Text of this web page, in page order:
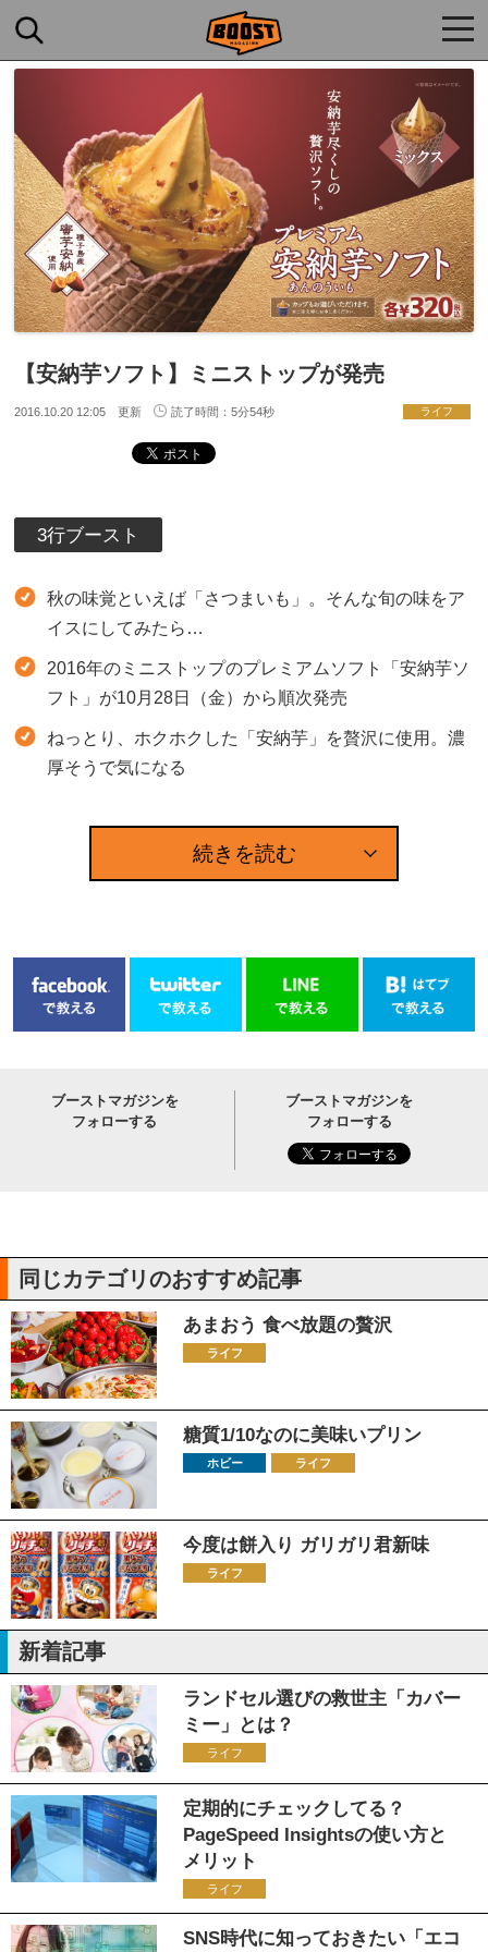
【安納芋ソフト】ミニストップが発売
2016.10.20 12:05 更新 読了時間：5分54秒 ライフ
3行ブースト
秋の味覚といえば「さつまいも」。そんな旬の味をア
イスにしてみたら…
2016年のミニストップのプレミアムソフト「安納芋ソ
フト」が10月28日（金）から順次発売
ねっとり、ホクホクした「安納芋」を贅沢に使用。濃
厚そうで気になる
続きを読む
ブーストマガジンを
フォローする
ブーストマガジンを
フォローする
同じカテゴリのおすすめ記事
あまおう 食べ放題の贅沢
ライフ
糖質1/10なのに美味いプリン
ホビー ライフ
今度は餅入り ガリガリ君新味
ライフ
新着記事
ランドセル選びの救世主「カバー
ミー」とは？
ライフ
定期的にチェックしてる？
PageSpeed Insightsの使い方と
メリット
ライフ
SNS時代に知っておきたい「エコ